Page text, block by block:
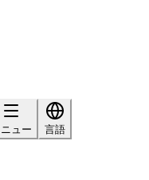
ュー
言語